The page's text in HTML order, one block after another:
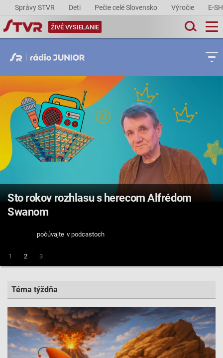
Správy STVR Deti Pečie celé Slovensko Výročie E-
ŽIVÉ VYSIELANIE
Sto rokov rozhlasu s herecom Alfrédom
Swanom
počúvajte v podcastoch
1 2 3
Téma týždňa